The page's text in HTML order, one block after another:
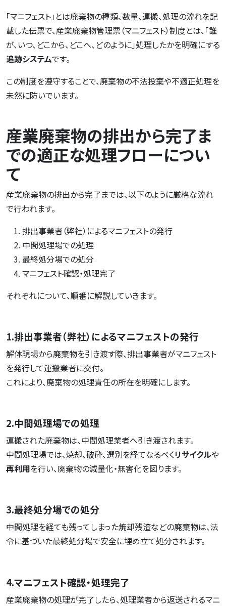
「マニフェスト」とは廃棄物の種類、数量、運搬、処理の流れを記
載した伝票で、産業廃棄物管理票（マニフェスト）制度とは、「誰
が、いつ、どこから、どこへ、どのように」処理したかを明確にする
追跡システムです。
この制度を遵守することで、廃棄物の不法投棄や不適正処理を
未然に防いでいます。
産業廃棄物の排出から完了ま
での適正な処理フローについ
て
産業廃棄物の排出から完了までは、以下のように厳格な流れ
で行われます。
排出事業者（弊社）によるマニフェストの発行
中間処理場での処理
最終処分場での処分
マニフェスト確認・処理完了
それぞれについて、順番に解説していきます。
1.排出事業者（弊社）によるマニフェストの発行
解体現場から廃棄物を引き渡す際、排出事業者がマニフェスト
を発行して運搬業者に交付。
これにより、廃棄物の処理責任の所在を明確にします。
2.中間処理場での処理
運搬された廃棄物は、中間処理業者へ引き渡されます。
中間処理場では、焼却、破砕、選別を経てなるべくリサイクルや
再利用を行い、廃棄物の減量化・無害化を図ります。
3.最終処分場での処分
中間処理を経ても残ってしまった焼却残渣などの廃棄物は、法
令に基づいた最終処分場で安全に埋め立て処分されます。
4.マニフェスト確認・処理完了
産業廃棄物の処理が完了したら、処理業者から返送されるマニ